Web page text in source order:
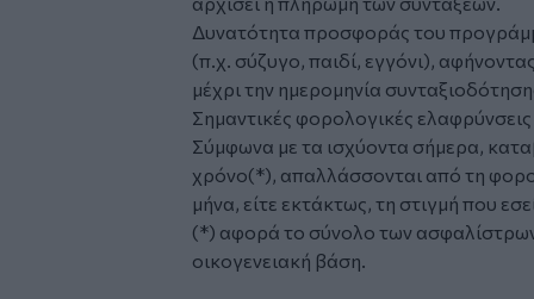
Δυνατότητα προσφοράς του
(π.χ. σύζυγο, παιδί, εγγόνι),
μέχρι την ημερομηνία
Σημαντικές φορολογικές
Σύμφωνα με τα ισχύοντα σήμερα,
χρόνο(*), απαλλάσσονται από τη
μήνα, είτε εκτάκτως, τη στιγμή που
(*) αφορά το σύνολο των
οικογενειακή βάση.